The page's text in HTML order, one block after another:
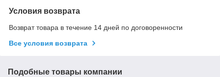
Условия возврата
Возврат товара в течение 14 дней по договоренности
Все условия возврата
Подобные товары компании